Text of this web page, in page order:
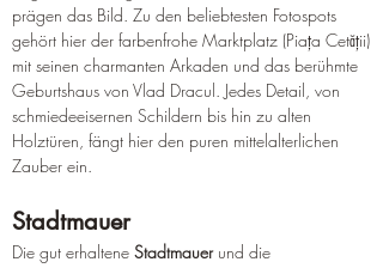
prägen das Bild. Zu den beliebtesten Fotospots
gehört hier der farbenfrohe Marktplatz (Piața Cetății)
mit seinen charmanten Arkaden und das berühmte
Geburtshaus von Vlad Dracul. Jedes Detail, von
schmiedeeisernen Schildern bis hin zu alten
Holztüren, fängt hier den puren mittelalterlichen
Zauber ein.
Stadtmauer
Die gut erhaltene Stadtmauer und die